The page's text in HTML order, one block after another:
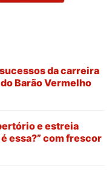
da carreira
Barão Vermelho
e estreia
essa?” com frescor